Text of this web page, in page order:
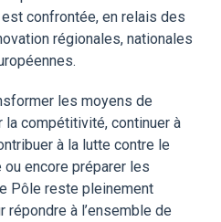
confrontée, en relais des
régionales, nationales
les moyens de
la compétitivité, continuer à
à la lutte contre le
encore préparer les
Pôle reste pleinement
à l’ensemble de